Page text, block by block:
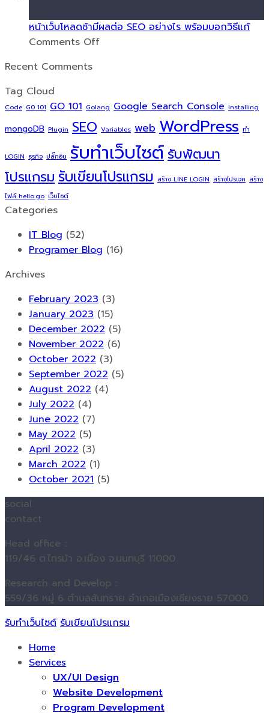
งาน
ที่
ประสบการณ์
Vitals
วิธี
เว็บไซต์
หน้า
แรก
หน้าเว็บโหลดช้ามีผลต่อ SEO อย่างไร พร้อมบอกวิธีแก้
Comments Offon
ผล
ต่อ
SEO
อย่างไร
Recent Comments
Tag Cloud
Code G0 101 GO 101 Golang Google Search Console Installing
mongoDB Plugin SEO Variables web WordPress ทำ
LOGIN ธุรกิจ ปลั๊กอิน รับทำเว็บไซต์ รับพัฒนา
โปรแกรม รับเขียนโปรแกรม สร้าง LINE LOGIN สร้างโปรเจค สร้าง
ไฟล์ hello.go เว็บไซต์
Categories
IT Blog (52)
Programer Blog (16)
Archives
February 2023 (3)
January 2023 (15)
December 2022 (5)
November 2022 (6)
October 2022 (3)
September 2022 (5)
August 2022 (4)
July 2022 (4)
June 2022 (7)
May 2022 (5)
April 2022 (3)
March 2022 (1)
October 2021 (5)
social
contact
Head office ::
119/46 ต.ไทรม้า อ.เมือง จ.นนทบุรี 11000
Research and Develop ::
559/36 หมู่ 6 ตำบลสันทราย อำเภอเมืองเชียงราย 57000
รับทำเว็บไซต์ รับเขียนโปรแกรม
Home
Services
UX/UI Design
Website Development
Program Development